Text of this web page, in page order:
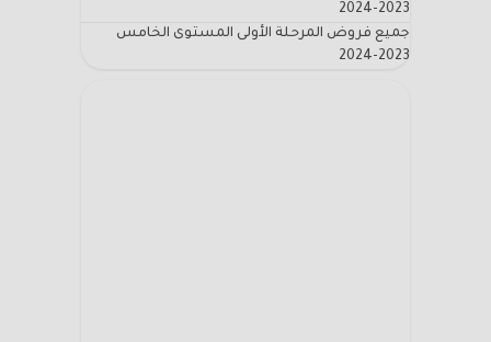
2023-2024
جميع فروض المرحلة الأولى المستوى الخامس
2023-2024